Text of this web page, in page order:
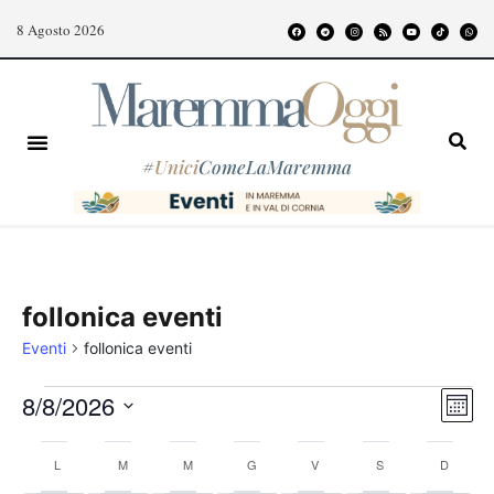
8 Agosto 2026
#UniciComeLaMaremma
follonica eventi
Eventi follonica eventi
Mese
8/8/2026
Seleziona
data.
Calendario
L M M G V S D